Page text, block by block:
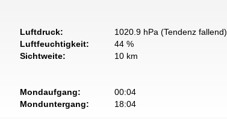
Luftdruck:
1020.9 hPa (Tendenz fallend)
Luftfeuchtigkeit:
44 %
Sichtweite:
10 km
Mondaufgang:
00:04
Monduntergang:
18:04